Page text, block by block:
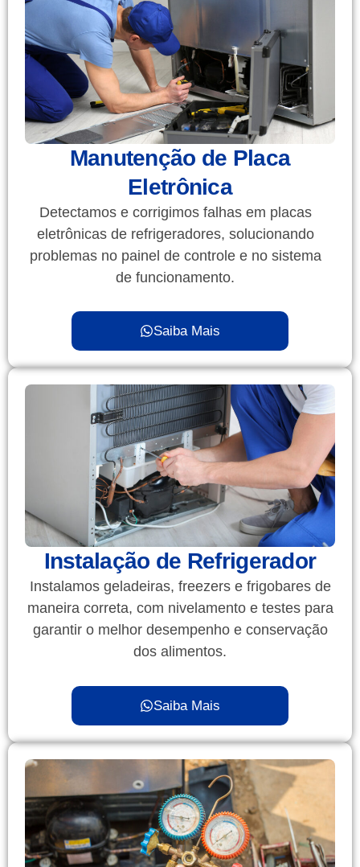
Manutenção de Placa
Eletrônica
Detectamos e corrigimos falhas em placas
eletrônicas de refrigeradores, solucionando
problemas no painel de controle e no sistema
de funcionamento.
Saiba Mais
Instalação de Refrigerador
Instalamos geladeiras, freezers e frigobares de
maneira correta, com nivelamento e testes para
garantir o melhor desempenho e conservação
dos alimentos.
Saiba Mais